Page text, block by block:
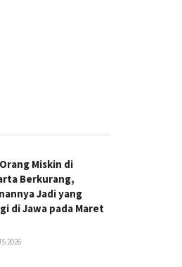
Miskin di
Berkurang,
Jadi yang
di Jawa pada Maret
2026